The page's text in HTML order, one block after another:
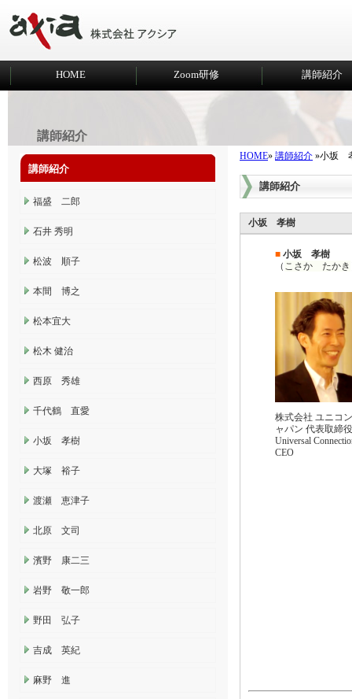
HOME Zoom研修 講師紹介
講師紹介
HOME» 講師紹介 »小坂
講師紹介
小坂 孝樹
■ 小坂 孝樹
（ こさか たかき
株式会社 ユニコ
ャパン 代表取締役
​Universal
CEO
講師紹介
福盛 二郎
石井 秀明
松波 順子
本間 博之
松本宜大
松木 健治
西原 秀雄
千代鶴 直愛
小坂 孝樹
大塚 裕子
渡瀬 恵津子
北原 文司
濱野 康二三
岩野 敬一郎
野田 弘子
吉成 英紀
麻野 進